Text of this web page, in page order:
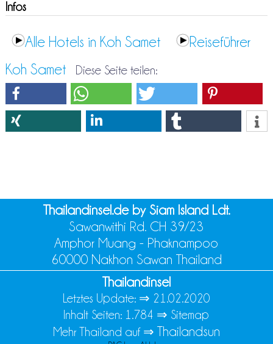
Infos
Alle Hotels in Koh Samet
Reiseführer
Koh Samet
Diese Seite teilen:
Thailandinsel.de by Siam Island Ldt.
Sawanwithi Rd. CH 39/23
Amphor Muang - Phaknampoo
60000 Nakhon Sawan Thailand
Thailandinsel
Letztes Update: ⇒ 21.02.2020
Inhalt Seiten: 1.784 ⇒ Sitemap
Mehr Thailand auf ⇒ Thailandsun